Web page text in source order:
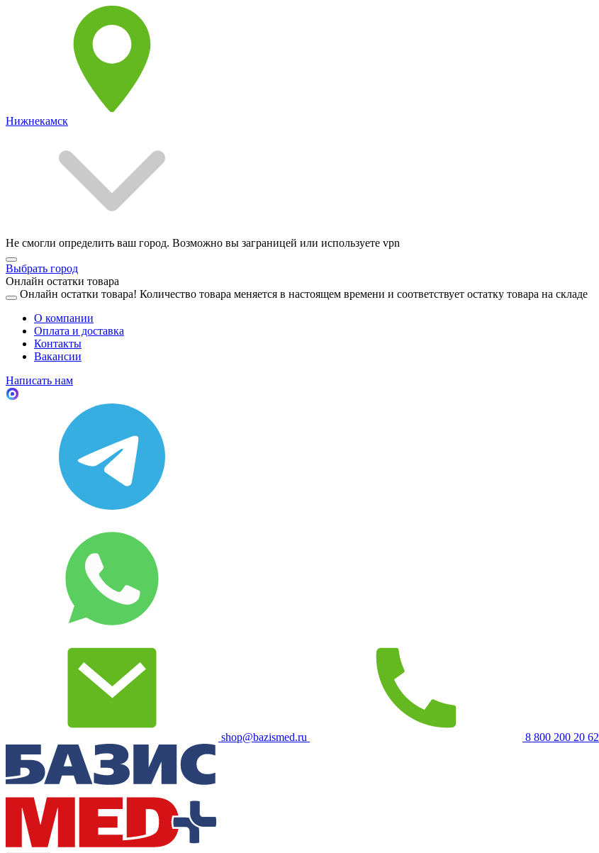
Нижнекамск
Не смогли определить ваш город. Возможно вы заграницей или используете vpn
Выбрать город
Онлайн остатки товара
Онлайн остатки товара! Количество товара меняется в настоящем времени и соответствует остатку товара на складе
О компании
Оплата и доставка
Контакты
Вакансии
Написать нам
shop@bazismed.ru 8 800 200 20 62